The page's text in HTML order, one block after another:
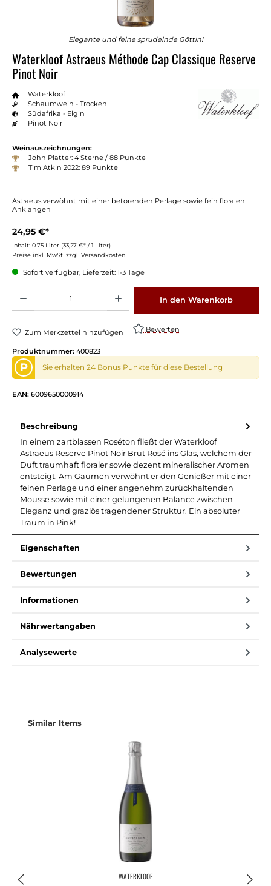
Elegante und feine sprudelnde Göttin!
Waterkloof Astraeus Méthode Cap Classique Reserve
Pinot Noir
Waterkloof
Schaumwein - Trocken
Südafrika - Elgin
Pinot Noir
Weinauszeichnungen:
John Platter: 4 Sterne / 88 Punkte
Tim Atkin 2022: 89 Punkte
Astraeus verwöhnt mit einer betörenden Perlage sowie fein floralen
Anklängen
24,95 €*
Inhalt: 0.75 Liter (33,27 €* / 1 Liter)
Preise inkl. MwSt. zzgl. Versandkosten
Sofort verfügbar, Lieferzeit: 1-3 Tage
In den Warenkorb
Zum Merkzettel hinzufügen Bewerten
Produktnummer: 400823
P Sie erhalten 24 Bonus Punkte für diese Bestellung
EAN: 6009650000914
Beschreibung
In einem zartblassen Roséton fließt der Waterkloof
Astraeus Reserve Pinot Noir Brut Rosé ins Glas, welchem der
Duft traumhaft floraler sowie dezent mineralischer Aromen
entsteigt. Am Gaumen verwöhnt er den Genießer mit einer
feinen Perlage und einer angenehm zurückhaltenden
Mousse sowie mit einer gelungenen Balance zwischen
Eleganz und graziös tragendener Struktur. Ein absoluter
Traum in Pink!
Eigenschaften
Bewertungen
Informationen
Nährwertangaben
Analysewerte
Produktgalerie überspringen
Similar Items
WATERKLOOF